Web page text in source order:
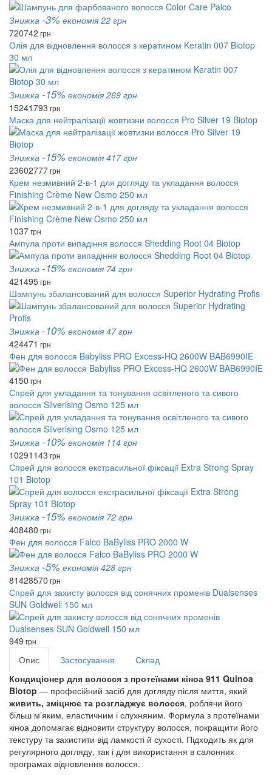
Знижка -3% економія 22 грн
720742 грн
Олія для відновлення волосся з кератином Keratin 007 Biotop
30 мл
Знижка -15% економія 269 грн
15241793 грн
Маска для нейтралізації жовтизни волосся Pro Silver 19 Biotop
Знижка -15% економія 417 грн
23602777грн
Крем незмивний 2-в-1 для догляду та укладання волосся
Finishing Crème New Osmo 250 мл
1037грн
Ампула проти випадіння волосся Shedding Root 04 Biotop
Знижка -15% економія 74 грн
421495грн
Шампунь збалансований для волосся Superior Hydrating Profis
Знижка -10% економія 47 грн
424471 грн
Фен для волосся Babyliss PRO Excess-HQ 2600W BAB6990IE
4150 грн
Спрей для укладання та тонування освітленого та сивого
волосся Silverising Osmo 125 мл
Знижка -10% економія 114 грн
10291143 грн
Спрей для волосся екстрасильної фіксації Extra Strong Spray
101 Biotop
Знижка -15% економія 72 грн
408480 грн
Фен для волосся Falco BaByliss PRO 2000 W
Знижка -5% економія 428 грн
81428570 грн
Спрей для захисту волосся від сонячних променів Dualsenses
SUN Goldwell 150 мл
949 грн
Опис Застосування
Склад
Кондиціонер для волосся з протеїнами кіноа 911 Quinoa
Biotop — професійний засіб для догляду після миття, який
живить, зміцнює та розгладжує волосся, роблячи його
більш м’яким, еластичним і слухняним. Формула з протеїнами
кіноа допомагає відновити структуру волосся, покращити його
текстуру та захистити від ламкості й сухості. Підходить як для
регулярного догляду, так і для використання в салонних
програмах відновлення волосся.